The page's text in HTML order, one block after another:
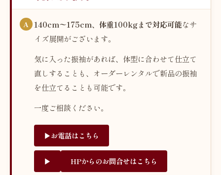
140cm〜175cm、体重100kgまで対応可能なサ
イズ展開がございます。
気に入った振袖があれば、体型に合わせて仕立て
直しすることも、オーダーレンタルで新品の振袖
を仕立てることも可能です。
一度ご相談ください。
▶︎お電話はこちら
▶︎ HPからのお問合せはこちら